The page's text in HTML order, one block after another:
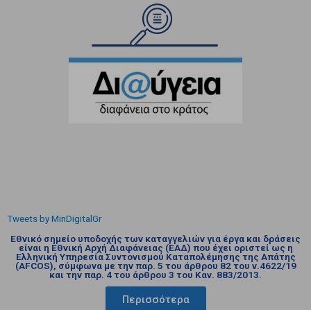
Tweets by MinDigitalGr
Εθνικό σημείο υποδοχής των καταγγελιών για έργα και δράσεις
είναι η Εθνική Αρχή Διαφάνειας (ΕΑΔ) που έχει οριστεί ως η
Ελληνική Υπηρεσία Συντονισμού Καταπολέμησης της Απάτης
(AFCOS), σύμφωνα με την παρ. 5 του άρθρου 82 του ν.4622/19
και την παρ. 4 του άρθρου 3 του Καν. 883/2013.
Περισσότερα